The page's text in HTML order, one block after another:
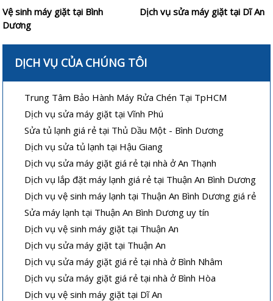
Vệ sinh máy giặt tại Bình
Dương
Dịch vụ sửa máy giặt tại Dĩ An
DỊCH VỤ CỦA CHÚNG TÔI
Trung Tâm Bảo Hành Máy Rửa Chén Tại TpHCM
Dịch vụ sửa máy giặt tại Vĩnh Phú
Sửa tủ lạnh giá rẻ tại Thủ Dầu Một - Bình Dương
Dịch vụ sửa tủ lạnh tại Hậu Giang
Dịch vụ sửa máy giặt giá rẻ tại nhà ở An Thạnh
Dịch vụ lắp đặt máy lạnh giá rẻ tại Thuận An Bình Dương
Dịch vụ vệ sinh máy lạnh tại Thuận An Bình Dương giá rẻ
Sửa máy lạnh tại Thuận An Bình Dương uy tín
Dịch vụ vệ sinh máy giặt tại Thuận An
Dịch vụ sửa máy giặt tại Thuận An
Dịch vụ sửa máy giặt giá rẻ tại nhà ở Bình Nhâm
Dịch vụ sửa máy giặt giá rẻ tại nhà ở Bình Hòa
Dịch vụ vệ sinh máy giặt tại Dĩ An